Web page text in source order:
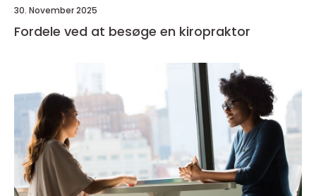
30. November 2025
Fordele ved at besøge en kiropraktor